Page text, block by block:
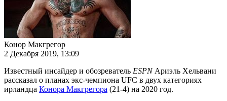
Конор Макгрегор
2 Декабря 2019, 13:09
Известный инсайдер и обозреватель ESPNАриэль Хельвани
рассказал о планах экс-чемпиона UFC в двух категориях
ирландца Конора Макгрегора (21-4) на 2020 год.